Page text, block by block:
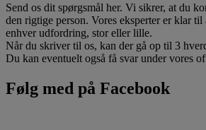
Send os dit spørgsmål her. Vi sikrer, at du
den rigtige person. Vores eksperter er klar
enhver udfordring, stor eller lille.
Når du skriver til os, kan der gå op til 3
Du kan eventuelt også få svar under vores
Følg med på Facebook